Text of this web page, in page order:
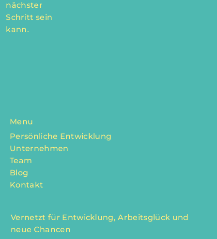
nächster
Schritt sein
kann.
Menu
Persönliche Entwicklung
Unternehmen
Team
Blog
Kontakt
Vernetzt für Entwicklung, Arbeitsglück und
neue Chancen